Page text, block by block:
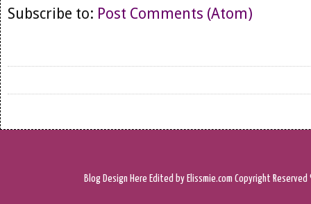
Subscribe to: Post Comments (Atom)
Blog Design Here Edited by Elissmie.com Copyright Reserved